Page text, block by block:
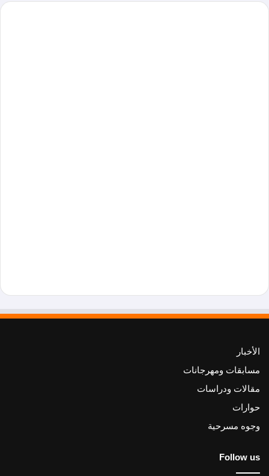
الأخبار
مسابقات ومهرجانات
مقالات ودراسات
حوارات
وجوه مسرحية
Follow us